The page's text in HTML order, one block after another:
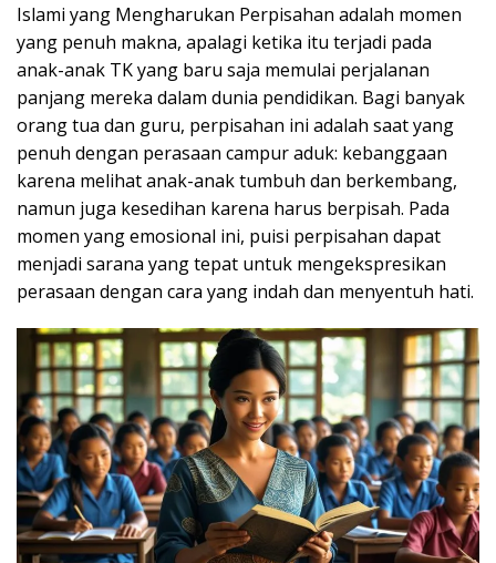
Islami yang Mengharukan Perpisahan adalah momen
yang penuh makna, apalagi ketika itu terjadi pada
anak-anak TK yang baru saja memulai perjalanan
panjang mereka dalam dunia pendidikan. Bagi banyak
orang tua dan guru, perpisahan ini adalah saat yang
penuh dengan perasaan campur aduk: kebanggaan
karena melihat anak-anak tumbuh dan berkembang,
namun juga kesedihan karena harus berpisah. Pada
momen yang emosional ini, puisi perpisahan dapat
menjadi sarana yang tepat untuk mengekspresikan
perasaan dengan cara yang indah dan menyentuh hati.